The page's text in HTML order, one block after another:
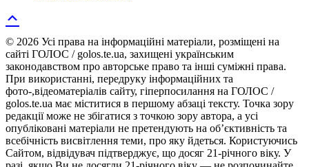
© 2026 Усі права на інформаційні матеріали, розміщені на
сайті ГОЛОС / golos.te.ua, захищені українським
законодавством про авторське право та інші суміжні права.
При використанні, передруку інформаційних та
фото-,відеоматеріалів сайту, гіперпосилання на ГОЛОС /
golos.te.ua має міститися в першому абзаці тексту. Точка зору
редакції може не збігатися з точкою зору автора, а усі
опубліковані матеріали не претендують на об’єктивність та
всебічність висвітлення теми, про яку йдеться. Користуючись
Сайтом, відвідувач підтверджує, що досяг 21-річного віку. У